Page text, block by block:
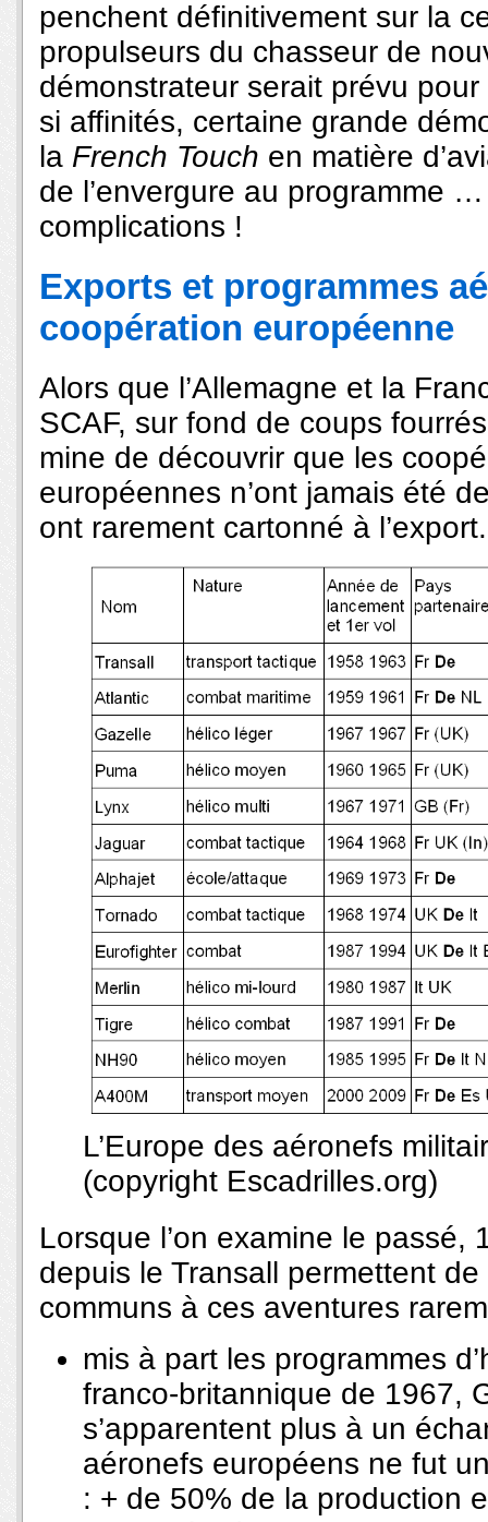
penchent définitivement sur la
propulseurs du chasseur de
démonstrateur serait prévu
si affinités, certaine grande
la French Touch en matière
de l’envergure au programme
complications !
Exports et programmes
coopération européenne
Alors que l’Allemagne et la
SCAF, sur fond de coups
mine de découvrir que les
européennes n’ont jamais été
ont rarement cartonné à l’export.
L’Europe des aéronefs
(copyright Escadrilles.org)
Lorsque l’on examine le
depuis le Transall permettent
communs à ces aventures
mis à part les programmes
franco-britannique de 1967,
s’apparentent plus à un
aéronefs européens ne fut
: + de 50% de la production